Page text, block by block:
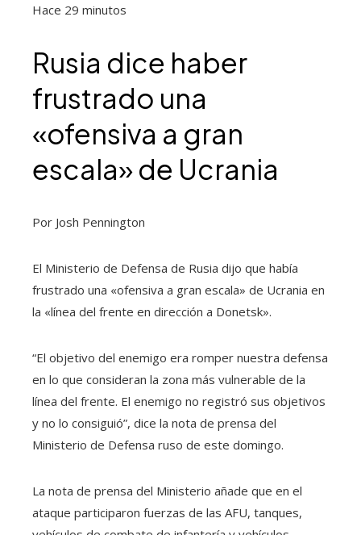
Hace 29 minutos
Rusia dice haber
frustrado una
«ofensiva a gran
escala» de Ucrania
Por Josh Pennington
El Ministerio de Defensa de Rusia dijo que había
frustrado una «ofensiva a gran escala» de Ucrania en
la «línea del frente en dirección a Donetsk».
“El objetivo del enemigo era romper nuestra defensa
en lo que consideran la zona más vulnerable de la
línea del frente. El enemigo no registró sus objetivos
y no lo consiguió”, dice la nota de prensa del
Ministerio de Defensa ruso de este domingo.
La nota de prensa del Ministerio añade que en el
ataque participaron fuerzas de las AFU, tanques,